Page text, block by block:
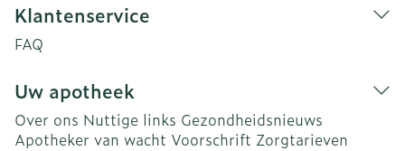
Klantenservice
FAQ
Uw apotheek
Over ons Nuttige links Gezondheidsnieuws
Apotheker van wacht Voorschrift Zorgtarieven